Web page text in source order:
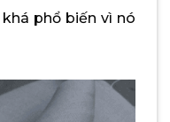
phổ biến vì nó